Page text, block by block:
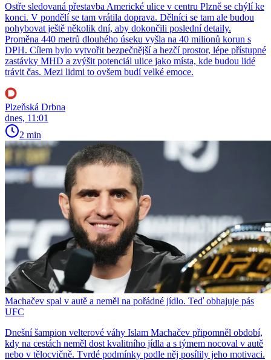
Ostře sledovaná přestavba Americké ulice v centru Plzně se chýlí ke
konci. V pondělí se tam vrátila doprava. Dělníci se tam ale budou
pohybovat ještě několik dní, aby dokončili poslední detaily.
Proměna 440 metrů dlouhého úseku vyšla na 40 milionů korun s
DPH. Cílem bylo vytvořit bezpečnější a hezčí prostor, lépe přístupné
zastávky MHD a zvýšit potenciál ulice jako místa, kde budou lidé
trávit čas. Mezi lidmi to ovšem budí velké emoce.
Plzeňská Drbna
dnes, 11:01
2 min
Machačev spal v autě a neměl na pořádné jídlo. Teď obhajuje pás
UFC
Dnešní šampion velterové váhy Islam Machačev připomněl období,
kdy na cestách neměl dost kvalitního jídla a s týmem nocoval v autě
nebo v tělocvičně. Tvrdé podmínky podle něj posílily jeho motivaci.